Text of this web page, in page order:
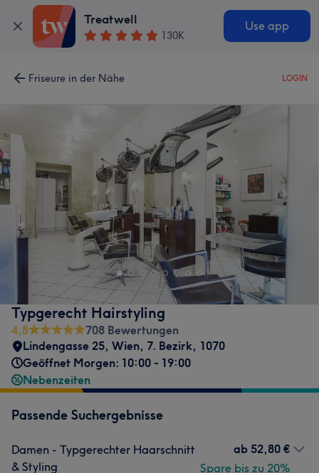
Treatwell
130K
Use app
Friseure in der Nähe LOGIN
Typgerecht Hairstyling
4,8
708 Bewertungen
Lindengasse 25, Wien, 7. Bezirk, 1070
Geöffnet Morgen: 10:00 - 19:00
Nebenzeiten
Passende Suchergebnisse
Damen - Typgerechter Haarschnitt
& Styling
ab 52,80 €
Spare bis zu 20%